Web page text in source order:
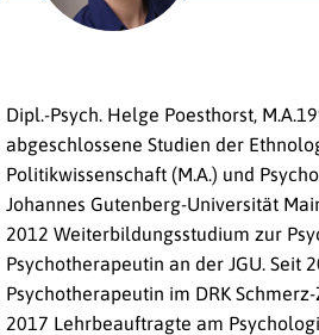
Dipl.-Psych. Helge Poesthorst,
abgeschlossene Studien der
Politikwissenschaft (M.A.) und
Johannes Gutenberg-Universität
2012 Weiterbildungsstudium zur
Psychotherapeutin an der JGU. Seit
Psychotherapeutin im DRK
2017 Lehrbeauftragte am